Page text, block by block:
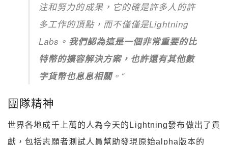
注和努力的成果，它的確是許多人的許
多工作的頂點，而不僅僅是Lightning
Labs。 我們認為這是一個非常重要的比
特幣的擴容解決方案，也許還有其他數
字貨幣也息息相關。“
團隊精神
世界各地成千上萬的人為今天的Lightning發布做出了貢
獻，包括志願者測試人員幫助發現原始alpha版本的